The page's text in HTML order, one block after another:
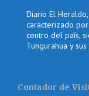
Diario El
caracterizado
centro del país,
Tungurahua y
Contador de